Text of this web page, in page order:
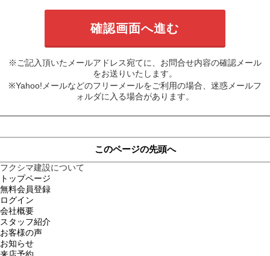
※ご記入頂いたメールアドレス宛てに、お問合せ内容の確認メール
をお送りいたします。
※Yahoo!メールなどのフリーメールをご利用の場合、迷惑メールフ
ォルダに入る場合があります。
このページの先頭へ
フクシマ建設について
トップページ
無料会員登録
ログイン
会社概要
スタッフ紹介
お客様の声
お知らせ
来店予約